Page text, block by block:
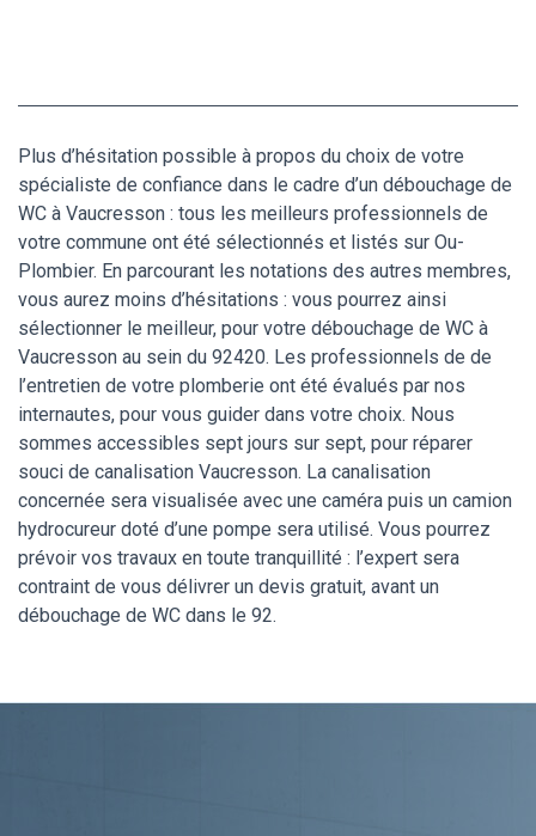
Plus d’hésitation possible à propos du choix de votre
spécialiste de confiance dans le cadre d’un débouchage de
WC à Vaucresson : tous les meilleurs professionnels de
votre commune ont été sélectionnés et listés sur Ou-
Plombier. En parcourant les notations des autres membres,
vous aurez moins d’hésitations : vous pourrez ainsi
sélectionner le meilleur, pour votre débouchage de WC à
Vaucresson au sein du 92420. Les professionnels de de
l’entretien de votre plomberie ont été évalués par nos
internautes, pour vous guider dans votre choix. Nous
sommes accessibles sept jours sur sept, pour réparer
souci de canalisation Vaucresson. La canalisation
concernée sera visualisée avec une caméra puis un camion
hydrocureur doté d’une pompe sera utilisé. Vous pourrez
prévoir vos travaux en toute tranquillité : l’expert sera
contraint de vous délivrer un devis gratuit, avant un
débouchage de WC dans le 92.